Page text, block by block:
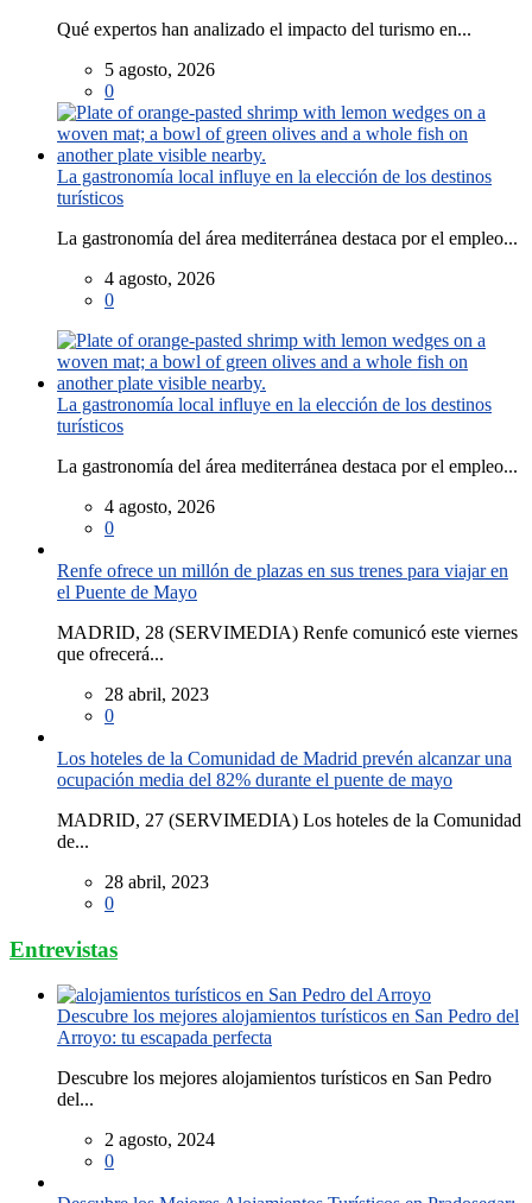
Qué expertos han analizado el impacto del turismo en...
5 agosto, 2026
0
La gastronomía local influye en la elección de los destinos
turísticos
La gastronomía del área mediterránea destaca por el empleo...
4 agosto, 2026
0
La gastronomía local influye en la elección de los destinos
turísticos
La gastronomía del área mediterránea destaca por el empleo...
4 agosto, 2026
0
Renfe ofrece un millón de plazas en sus trenes para viajar en
el Puente de Mayo
MADRID, 28 (SERVIMEDIA) Renfe comunicó este viernes
que ofrecerá...
28 abril, 2023
0
Los hoteles de la Comunidad de Madrid prevén alcanzar una
ocupación media del 82% durante el puente de mayo
MADRID, 27 (SERVIMEDIA) Los hoteles de la Comunidad
de...
28 abril, 2023
0
Entrevistas
Descubre los mejores alojamientos turísticos en San Pedro del
Arroyo: tu escapada perfecta
Descubre los mejores alojamientos turísticos en San Pedro
del...
2 agosto, 2024
0